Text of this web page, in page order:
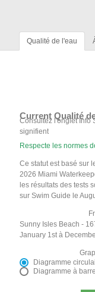
Qualité de l'eau
Current Qualité
Consultez l'onglet Info
signifient
Respecte les normes
Ce statut est basé sur
2026 Miami
les résultats des tests
sur Swim Guide le
Sunny Isles Beach -
January 1st à
Diagramme
Diagramme à